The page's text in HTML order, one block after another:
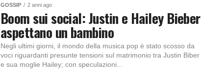
GOSSIP 2 anni ago
Boom sui social: Justin e Hailey Bieber
aspettano un bambino
Negli ultimi giorni, il mondo della musica pop è stato scosso da
voci riguardanti presunte tensioni sul matrimonio tra Justin Biber
e sua moglie Hailey; con speculazioni...